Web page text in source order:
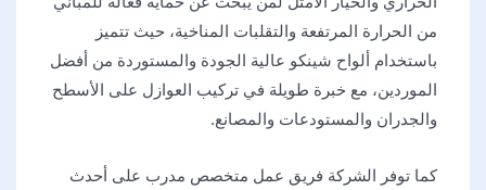
من الحرارة المرتفعة والتقلبات المناخية، حيث تتميز
باستخدام ألواح شينكو عالية الجودة والمستوردة من أفضل
الموردين، مع خبرة طويلة في تركيب العوازل على الأسطح
والجدران والمستودعات والمصانع.
كما توفر الشركة فريق عمل متخصص مدرب على أحدث